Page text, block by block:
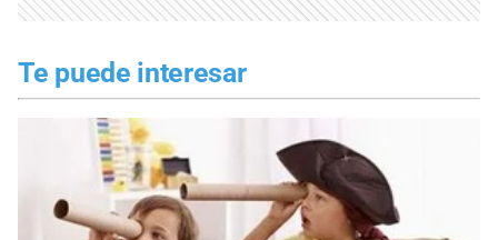
Te puede interesar